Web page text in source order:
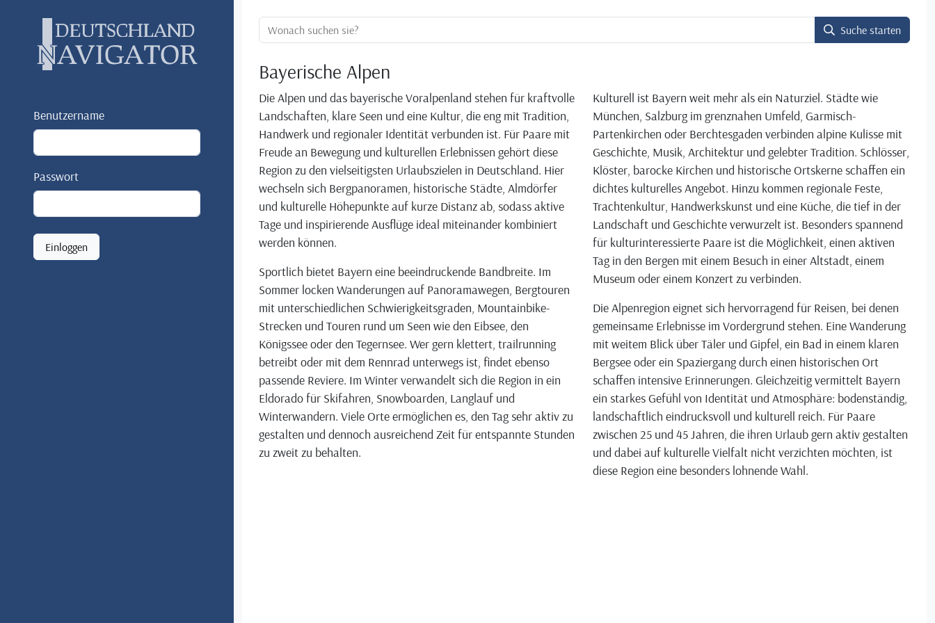
Benutzername
Passwort
Einloggen
Ortssuche: Suche starten
Bayerische Alpen
Die Alpen und das bayerische Voralpenland stehen für kraftvolle
Landschaften, klare Seen und eine Kultur, die eng mit Tradition,
Handwerk und regionaler Identität verbunden ist. Für Paare mit
Freude an Bewegung und kulturellen Erlebnissen gehört diese
Region zu den vielseitigsten Urlaubszielen in Deutschland. Hier
wechseln sich Bergpanoramen, historische Städte, Almdörfer
und kulturelle Höhepunkte auf kurze Distanz ab, sodass aktive
Tage und inspirierende Ausflüge ideal miteinander kombiniert
werden können.
Sportlich bietet Bayern eine beeindruckende Bandbreite. Im
Sommer locken Wanderungen auf Panoramawegen, Bergtouren
mit unterschiedlichen Schwierigkeitsgraden, Mountainbike-
Strecken und Touren rund um Seen wie den Eibsee, den
Königssee oder den Tegernsee. Wer gern klettert, trailrunning
betreibt oder mit dem Rennrad unterwegs ist, findet ebenso
passende Reviere. Im Winter verwandelt sich die Region in ein
Eldorado für Skifahren, Snowboarden, Langlauf und
Winterwandern. Viele Orte ermöglichen es, den Tag sehr aktiv zu
gestalten und dennoch ausreichend Zeit für entspannte Stunden
zu zweit zu behalten.
Kulturell ist Bayern weit mehr als ein Naturziel. Städte wie
München, Salzburg im grenznahen Umfeld, Garmisch-
Partenkirchen oder Berchtesgaden verbinden alpine Kulisse mit
Geschichte, Musik, Architektur und gelebter Tradition. Schlösser,
Klöster, barocke Kirchen und historische Ortskerne schaffen ein
dichtes kulturelles Angebot. Hinzu kommen regionale Feste,
Trachtenkultur, Handwerkskunst und eine Küche, die tief in der
Landschaft und Geschichte verwurzelt ist. Besonders spannend
für kulturinteressierte Paare ist die Möglichkeit, einen aktiven
Tag in den Bergen mit einem Besuch in einer Altstadt, einem
Museum oder einem Konzert zu verbinden.
Die Alpenregion eignet sich hervorragend für Reisen, bei denen
gemeinsame Erlebnisse im Vordergrund stehen. Eine Wanderung
mit weitem Blick über Täler und Gipfel, ein Bad in einem klaren
Bergsee oder ein Spaziergang durch einen historischen Ort
schaffen intensive Erinnerungen. Gleichzeitig vermittelt Bayern
ein starkes Gefühl von Identität und Atmosphäre: bodenständig,
landschaftlich eindrucksvoll und kulturell reich. Für Paare
zwischen 25 und 45 Jahren, die ihren Urlaub gern aktiv gestalten
und dabei auf kulturelle Vielfalt nicht verzichten möchten, ist
diese Region eine besonders lohnende Wahl.